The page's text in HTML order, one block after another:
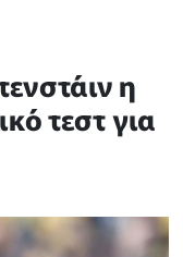
η
τεστ για